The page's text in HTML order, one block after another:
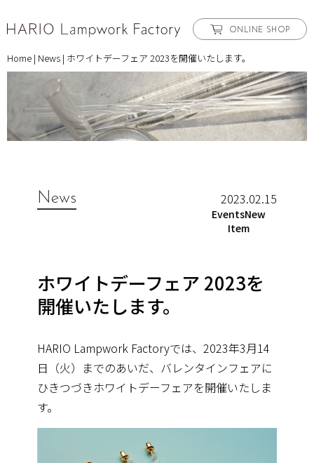
ONLINE SHOP
Home | News | ホワイトデーフェア 2023を開催いたします。
News 2023.02.15
EventsNew
Item
ホワイトデーフェア 2023を
開催いたします。
HARIO Lampwork Factoryでは、2023年3月14
日（火）までのあいだ、バレンタインフェアに
ひきつづきホワイトデーフェアを開催いたしま
す。